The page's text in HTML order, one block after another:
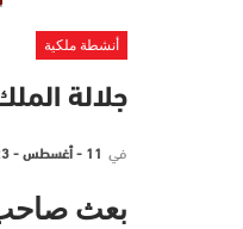
أنشطة ملكية
جلالة
في 11 - أغسطس - 2023 | 15:29 مساءً
بعث صاحب